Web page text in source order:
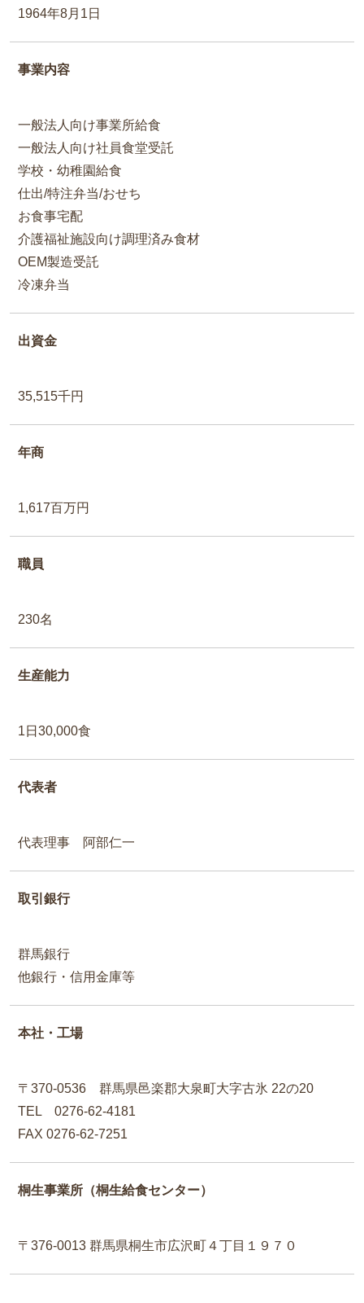
1964年8月1日
事業内容
一般法人向け事業所給食
一般法人向け社員食堂受託
学校・幼稚園給食
仕出/特注弁当/おせち
お食事宅配
介護福祉施設向け調理済み食材
OEM製造受託
冷凍弁当
出資金
35,515千円
年商
1,617百万円
職員
230名
生産能力
1日30,000食
代表者
代表理事 阿部仁一
取引銀行
群馬銀行
他銀行・信用金庫等
本社・工場
〒370-0536 群馬県邑楽郡大泉町大字古氷 22の20
TEL 0276-62-4181
FAX 0276-62-7251
桐生事業所（桐生給食センター）
〒376-0013 群馬県桐生市広沢町４丁目１９７０